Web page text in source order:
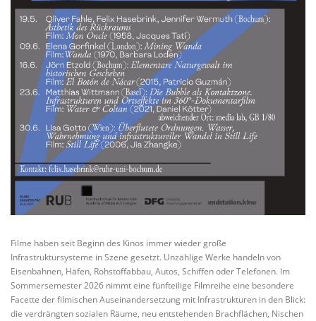
Filme haben seit Beginn des Kinos immer wieder große
Infrastruktursysteme in Szene gesetzt. Unzählige Werke handeln von
Eisenbahnen, Häfen, Rohstoffabbau, Autos, Schiffen oder Telefonen. Im
Sommersemester 2026 nimmt eine fünfteilige Filmreihe eine besondere
Facette der filmischen Auseinandersetzung mit Infrastrukturen in den Blick:
die verdrängten sozialen Räume, neu entstehenden Brachflächen, Nischen